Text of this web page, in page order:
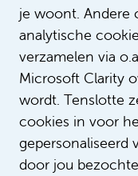
je woont. Andere
analytische
verzamelen via
Microsoft Clarity
wordt. Tenslotte
cookies in voor
gepersonaliseerd
door jou
LinkTitle
LinkUrl
LinkTarget
Intro